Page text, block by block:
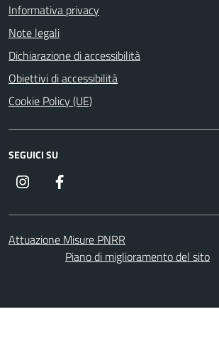
Informativa privacy
Note legali
Dichiarazione di accessibilità
Obiettivi di accessibilità
Cookie Policy (UE)
SEGUICI SU
Instagram
Attuazione Misure PNRR
Piano di miglioramento del sito